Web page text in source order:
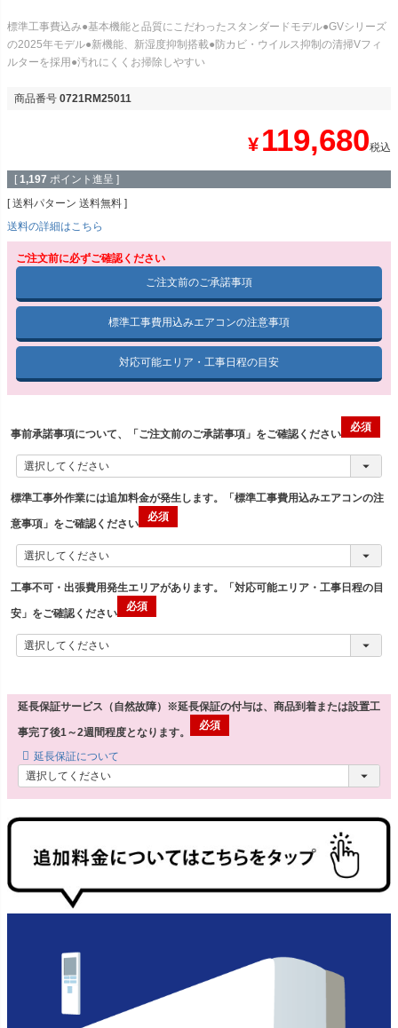
標準工事費込み●基本機能と品質にこだわったスタンダードモデル●GVシリーズ
の2025年モデル●新機能、新湿度抑制搭載●防カビ・ウイルス抑制の清掃Vフィ
ルターを採用●汚れにくくお掃除しやすい
商品番号 0721RM25011
¥ 119,680税込
[ 1,197 ポイント進呈 ]
送料パターン 送料無料
送料の詳細はこちら
ご注文前に必ずご確認ください
ご注文前のご承諾事項
標準工事費用込みエアコンの注意事項
対応可能エリア・工事日程の目安
事前承諾事項について、「ご注文前のご承諾事項」をご確認ください
標準工事外作業には追加料金が発生します。「標準工事費用込みエアコンの注
意事項」をご確認ください
工事不可・出張費用発生エリアがあります。「対応可能エリア・工事日程の目
安」をご確認ください
延長保証サービス（自然故障）※延長保証の付与は、商品到着または設置工
事完了後1～2週間程度となります。
延長保証について